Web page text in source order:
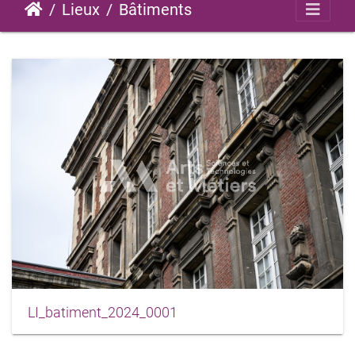
Lieux Bâtiments
LI_batiment_2024_0001